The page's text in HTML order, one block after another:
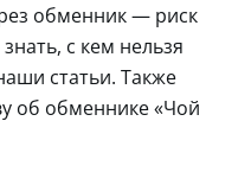
обменник — риск
с кем нельзя
статьи. Также
об обменнике «Чой